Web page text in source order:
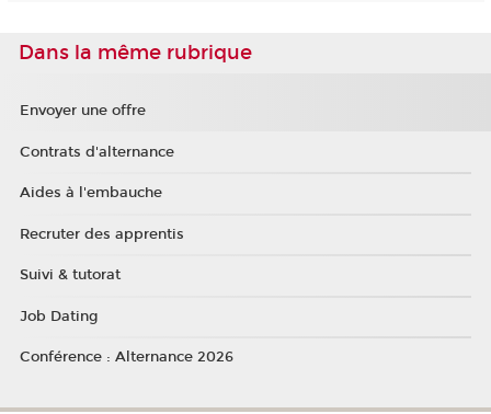
Dans la même rubrique
Envoyer une offre
Contrats d'alternance
Aides à l'embauche
Recruter des apprentis
Suivi & tutorat
Job Dating
Conférence : Alternance 2026